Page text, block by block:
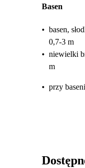
Basen
• basen,
0,7-3 m
• niewielki
m
• przy